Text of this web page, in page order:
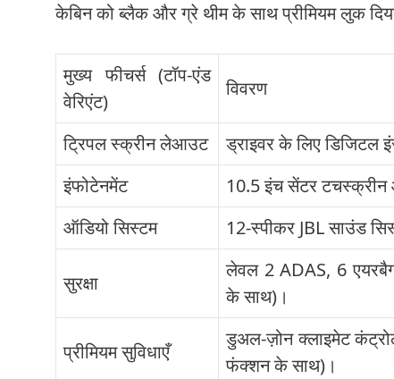
केबिन को ब्लैक और ग्रे थीम के साथ प्रीमियम लुक
मुख्य फीचर्स (टॉप-एंड
वेरिएंट)
विवरण
ट्रिपल स्क्रीन लेआउट
ड्राइवर के लिए डिजिटल
इंफोटेनमेंट
10.5 इंच सेंटर टचस्क्रीन
ऑडियो सिस्टम
12-स्पीकर JBL साउंड
सुरक्षा
लेवल 2 ADAS, 6
के साथ)।
प्रीमियम सुविधाएँ
डुअल-ज़ोन क्लाइमेट
फंक्शन के साथ)।